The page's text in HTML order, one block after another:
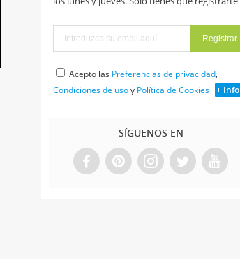
Acepto las Preferencias de privacidad,
Condiciones de usoy Política de Cookies + Info
SÍGUENOS EN